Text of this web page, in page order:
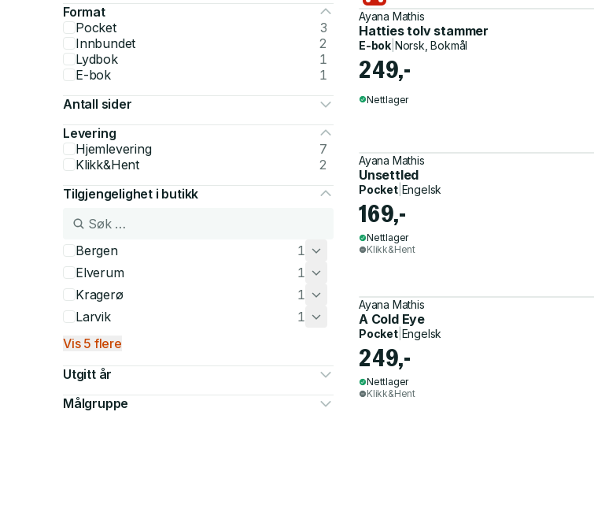
Format
Pocket
3
Innbundet
2
Lydbok
1
E-bok
1
Antall sider
Levering
Hjemlevering
7
Klikk&Hent
2
Tilgjengelighet i butikk
Bergen
1
Elverum
1
Kragerø
1
Larvik
1
Vis 5 flere
Utgitt år
Målgruppe
Ayana Mathis
Hatties tolv stammer
E-bok Norsk, Bokmål
249,-
Nettlager
Ayana Mathis
Unsettled
Pocket| Engelsk
169,-
Nettlager
Klikk&Hent
Ayana Mathis
A Cold Eye
Pocket| Engelsk
249,-
Nettlager
Klikk&Hent